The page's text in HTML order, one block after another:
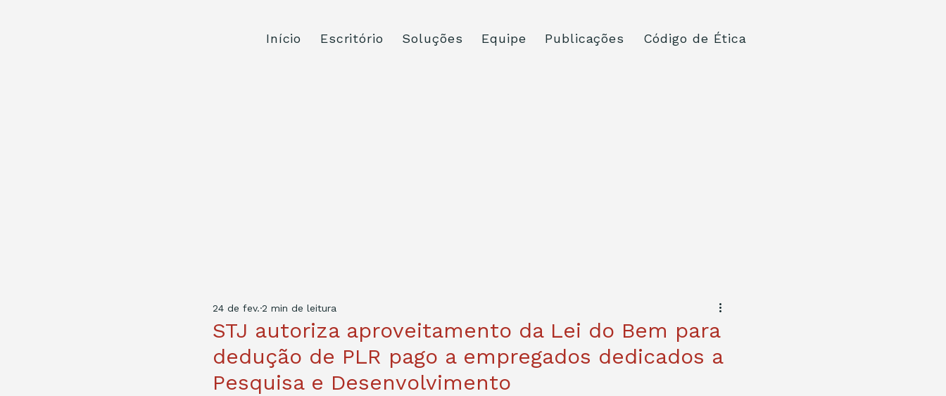
Início Escritório Soluções Equipe Publicações Código de Ética
STJ autoriza aproveitamento da Lei do Bem para
dedução de PLR pago a empregados dedicados a
Pesquisa e Desenvolvimento
24 de fev. 2 min de leitura